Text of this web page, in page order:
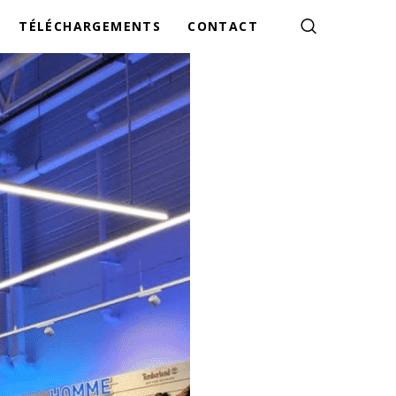
TÉLÉCHARGEMENTS CONTACT